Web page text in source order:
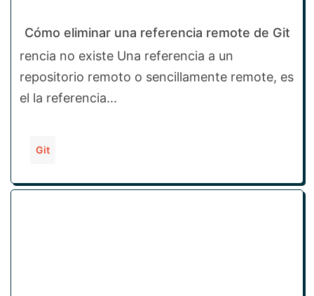
Cómo eliminar una referencia remote de Git
rencia no existe Una referencia a un
repositorio remoto o sencillamente remote, es
el la referencia...
Git